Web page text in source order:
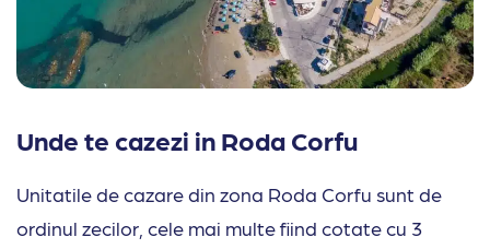
Unde te cazezi in Roda Corfu
Unitatile de cazare din zona Roda Corfu sunt de
ordinul zecilor, cele mai multe fiind cotate cu 3